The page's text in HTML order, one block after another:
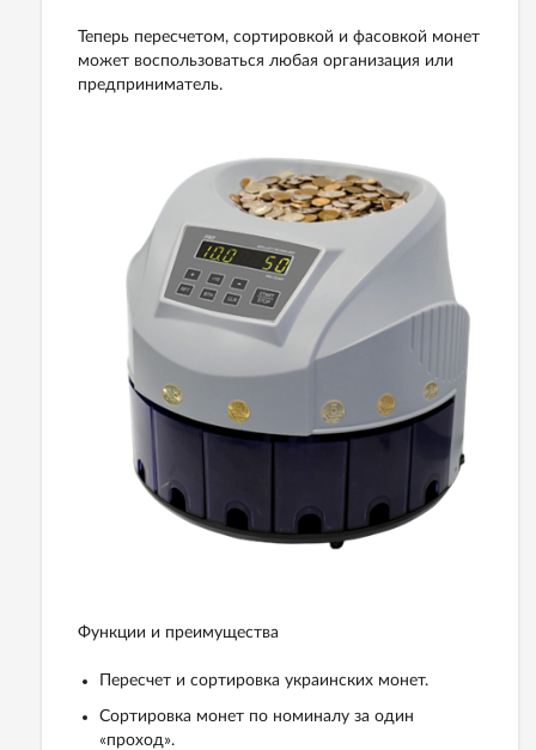
Теперь пересчетом, сортировкой и фасовкой монет
может воспользоваться любая организация или
предприниматель.
Функции и преимущества
Пересчет и сортировка украинских монет.
Сортировка монет по номиналу за один
«проход».